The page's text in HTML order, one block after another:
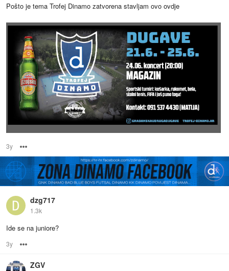
Pošto je tema Trofej Dinamo zatvorena stavljam ovo ovdje
3y
dzg717
1.3k
Ide se na juniore?
3y
ZGV